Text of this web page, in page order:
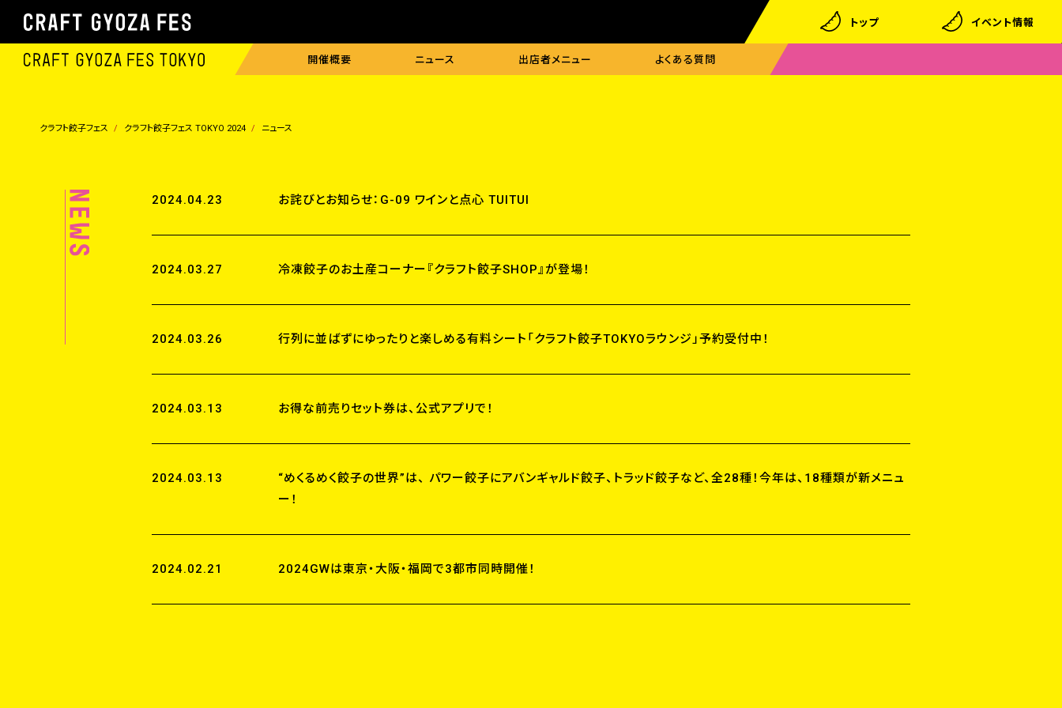
トップ イベント情報
開催概要 ニュース 出店者メニュー よくある質問
クラフト餃子フェス クラフト餃子フェス TOKYO 2024 ニュース
2024.04.23 お詫びとお知らせ：G-09 ワインと点心 TUITUI
2024.03.27 冷凍餃子のお土産コーナー『クラフト餃子SHOP』が登場！
2024.03.26 行列に並ばずにゆったりと楽しめる有料シート「クラフト餃子TOKYOラウンジ」予約受付中！
2024.03.13 お得な前売りセット券は、公式アプリで！
2024.03.13
“めくるめく餃子の世界”は、 パワー餃子にアバンギャルド餃子、トラッド餃子など、全28種！今年は、18種類が新メニュ
ー！
2024.02.21 2024GWは東京・大阪・福岡で3都市同時開催！